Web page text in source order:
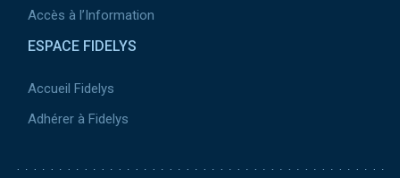
Accès à l’Information
ESPACE FIDELYS
Accueil Fidelys
Adhérer à Fidelys